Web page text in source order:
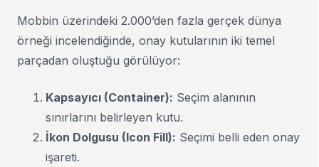
Mobbin üzerindeki 2.000’den fazla gerçek dünya
örneği incelendiğinde, onay kutularının iki temel
parçadan oluştuğu görülüyor:
Kapsayıcı (Container): Seçim alanının
sınırlarını belirleyen kutu.
İkon Dolgusu (Icon Fill): Seçimi belli eden onay
işareti.